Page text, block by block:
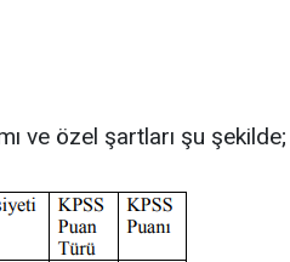
ve özel şartları şu şekilde;